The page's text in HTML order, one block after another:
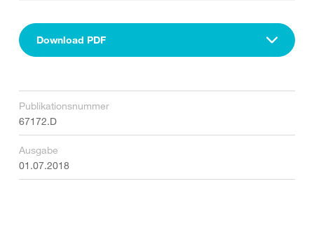
Download PDF
Publikationsnummer
67172.D
Ausgabe
01.07.2018